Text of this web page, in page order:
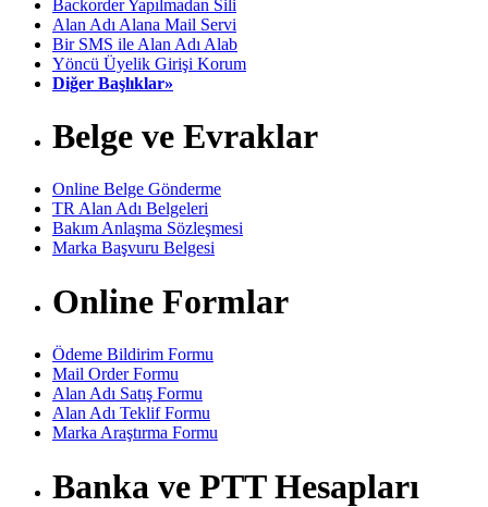
Backorder Yapılmadan Sili
Alan Adı Alana Mail Servi
Bir SMS ile Alan Adı Alab
Yöncü Üyelik Girişi Korum
Diğer Başlıklar»
Belge ve Evraklar
Online Belge Gönderme
TR Alan Adı Belgeleri
Bakım Anlaşma Sözleşmesi
Marka Başvuru Belgesi
Online Formlar
Ödeme Bildirim Formu
Mail Order Formu
Alan Adı Satış Formu
Alan Adı Teklif Formu
Marka Araştırma Formu
Banka ve PTT Hesapları